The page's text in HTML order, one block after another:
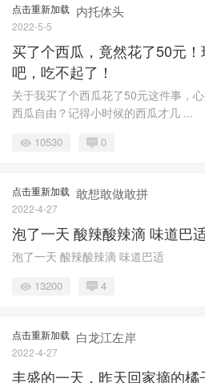
点击重新加载 内托体头
2022-5-5
买了个西瓜，竟然花了50元
吧，吃不起了！
关于我买了个西瓜花了50元这件事，
西瓜自由？记得小时候的西瓜才几 ...
10530 0
点击重新加载 敢想敢做敢拼
2022-4-27
泡了一天 酸辣酸辣滴 味道巴
泡了一天 酸辣酸辣滴 味道巴适
13200 4
点击重新加载 白龙江左岸
2022-4-27
丰盛的一天，昨天回家摘的橘